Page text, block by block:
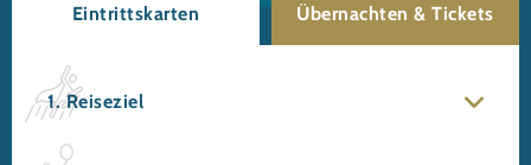
Eintrittskarten Übernachten & Tickets
1. Reiseziel